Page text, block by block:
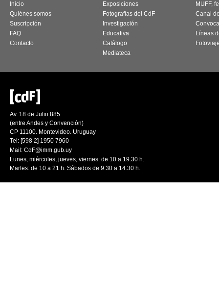
Inicio
Quiénes somos
Suscripción
FAQ
Contacto
Exposiciones
Fotografías del CdF
Investigación
Educativa
Catálogo
Mediateca
MUFF,
Canal
Líneas
Av. 18 de Julio 885
(entre Andes y Convención)
CP 11100. Montevideo. Uruguay
Tel: [598 2] 1950 7960
Mail: CdF@imm.gub.uy
Lunes, miércoles, jueves, viernes: de 10 a 19.30 h.
Martes: de 10 a 21 h. Sábados de 9.30 a 14.30 h.